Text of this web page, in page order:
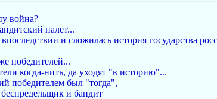
война?
налет...
и сложилась история государства
победителей...
когда-нить, да уходят "в историю"...
победителем был "тогда",
и бандит